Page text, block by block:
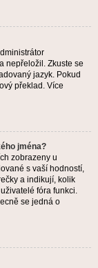
nepřeložil. Zkuste se
jazyk. Pokud
překlad. Více
jména?
zobrazeny u
s vaší hodností,
a indikují, kolik
fóra funkci.
se jedná o